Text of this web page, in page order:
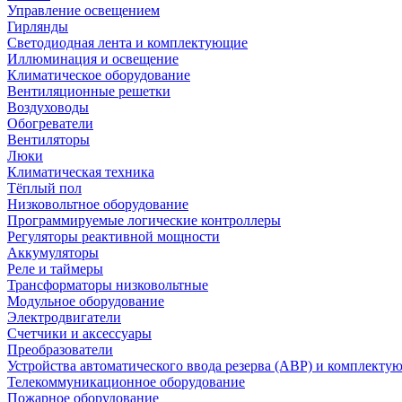
Управление освещением
Гирлянды
Светодиодная лента и комплектующие
Иллюминация и освещение
Климатическое оборудование
Вентиляционные решетки
Воздуховоды
Обогреватели
Вентиляторы
Люки
Климатическая техника
Тёплый пол
Низковольтное оборудование
Программируемые логические контроллеры
Регуляторы реактивной мощности
Аккумуляторы
Реле и таймеры
Трансформаторы низковольтные
Модульное оборудование
Электродвигатели
Счетчики и аксессуары
Преобразователи
Устройства автоматического ввода резерва (АВР) и
Телекоммуникационное оборудование
Пожарное оборудование